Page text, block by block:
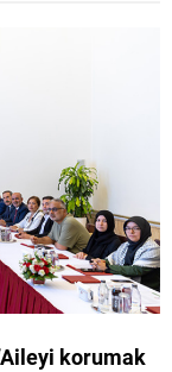
korumak